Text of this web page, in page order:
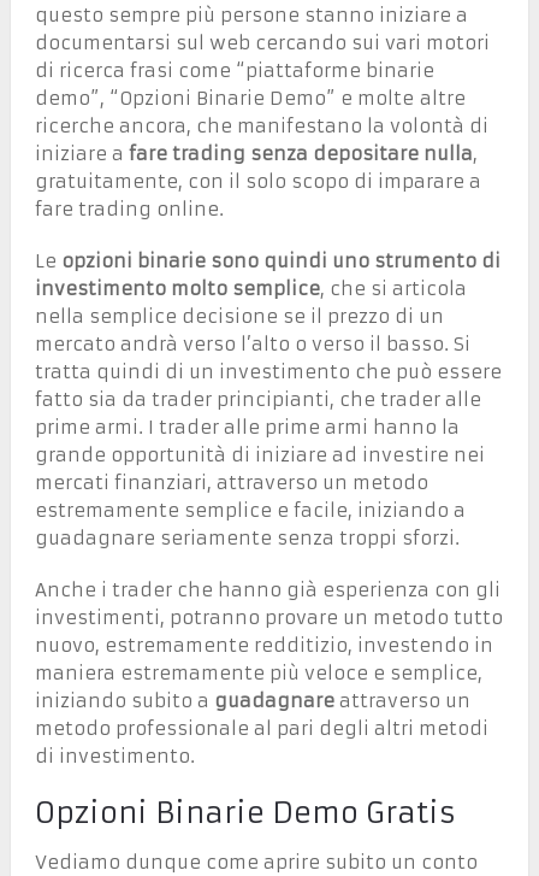
questo sempre più persone stanno iniziare a
documentarsi sul web cercando sui vari motori
di ricerca frasi come “piattaforme binarie
demo”, “Opzioni Binarie Demo” e molte altre
ricerche ancora, che manifestano la volontà di
iniziare a fare trading senza depositare nulla,
gratuitamente, con il solo scopo di imparare a
fare trading online.
Le opzioni binarie sono quindi uno strumento di
investimento molto semplice, che si articola
nella semplice decisione se il prezzo di un
mercato andrà verso l’alto o verso il basso. Si
tratta quindi di un investimento che può essere
fatto sia da trader principianti, che trader alle
prime armi. I trader alle prime armi hanno la
grande opportunità di iniziare ad investire nei
mercati finanziari, attraverso un metodo
estremamente semplice e facile, iniziando a
guadagnare seriamente senza troppi sforzi.
Anche i trader che hanno già esperienza con gli
investimenti, potranno provare un metodo tutto
nuovo, estremamente redditizio, investendo in
maniera estremamente più veloce e semplice,
iniziando subito a guadagnareattraverso un
metodo professionale al pari degli altri metodi
di investimento.
Opzioni Binarie Demo Gratis
Vediamo dunque come aprire subito un conto